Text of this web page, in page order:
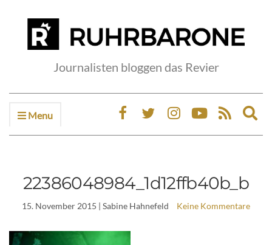
Journalisten bloggen das Revier
Menu
22386048984_1d12ffb40b_b
15. November 2015 | Sabine Hahnefeld Keine Kommentare